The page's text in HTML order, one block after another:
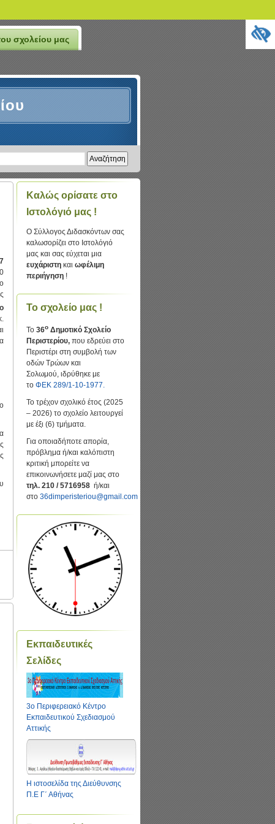
σχολείου μας
Καλώς ορίσατε στο
Ιστολόγιό μας !
Ο Σύλλογος Διδασκόντων σας
καλωσορίζει στο Ιστολόγιό
μας και σας εύχεται μια
ευχάριστη και ωφέλιμη
περιήγηση !
Το σχολείο μας !
Το 36ο Δημοτικό Σχολείο
Περιστερίου, που εδρεύει στο
Περιστέρι στη συμβολή των
οδών Τρώων και
Σολωμού, ιδρύθηκε με
το ΦΕΚ 289/1-10-1977.
Το τρέχον σχολικό έτος (2025
– 2026) το σχολείο λειτουργεί
με έξι (6) τμήματα.
Για οποιαδήποτε απορία,
πρόβλημα ή/και καλόπιστη
κριτική μπορείτε να
επικοινωνήσετε μαζί μας στο
τηλ. 210 / 5716958 ή/και
στο 36dimperisteriou@gmail.com
Εκπαιδευτικές
Σελίδες
3ο Περιφερειακό Κέντρο
Εκπαιδευτικού Σχεδιασμού
Αττικής
Η ιστοσελίδα της Διεύθυνσης
Π.Ε Γ΄ Αθήνας